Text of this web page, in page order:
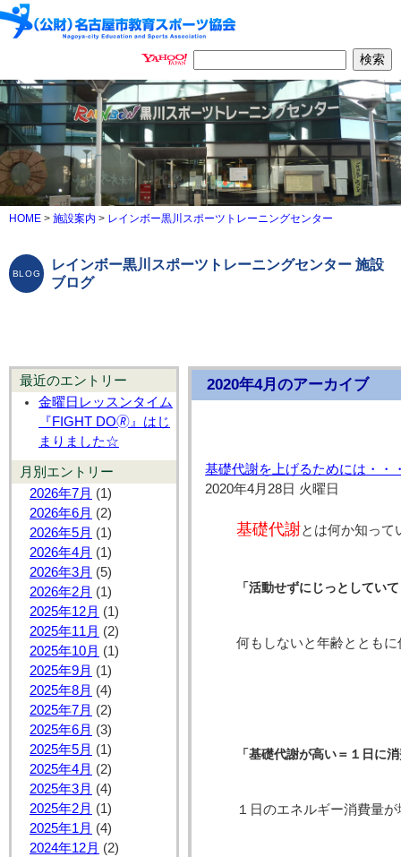
HOME > 施設案内 > レインボー黒川スポーツトレーニングセンター
レインボー黒川スポーツトレーニングセンター 施設
ブログ
最近のエントリー
金曜日レッスンタイム
『FIGHT DO🄬』はじ
まりました☆
月別エントリー
2026年7月 (1)
2026年6月 (2)
2026年5月 (1)
2026年4月 (1)
2026年3月 (5)
2026年2月 (1)
2025年12月 (1)
2025年11月 (2)
2025年10月 (1)
2025年9月 (1)
2025年8月 (4)
2025年7月 (2)
2025年6月 (3)
2025年5月 (1)
2025年4月 (2)
2025年3月 (4)
2025年2月 (1)
2025年1月 (4)
2024年12月 (2)
2020年4月のアーカイブ
基礎代謝を上げるためには・・
2020年4月28日 火曜日
基礎代謝とは何か知って
「活動せずにじっとしてい
何もしないと年齢ととも
「基礎代謝が高い＝１日に
１日のエネルギー消費量